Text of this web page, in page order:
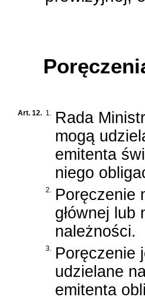
Art. 12. 1. Rada
mogą
emitenta
niego
2. Poręczenie
głównej
należności.
3. Poręczenie
udzielane
emitenta